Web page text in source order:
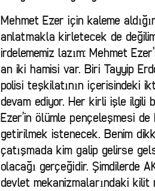
Mehmet Ezer için kaleme
anlatmakla kirletecek de
irdelememiz lazım: Mehmet
an iki hamisi var. Biri Tayyip
polisi teşkilatının içerisindeki
devam ediyor. Her kirli işle ilgili
Ezer’in ölümle pençeleşmesi
getirilmek istenecek. Benim
çatışmada kim galip gelirse
olacağı gerçeğidir. Şimdilerde
devlet mekanizmalarındaki kilit